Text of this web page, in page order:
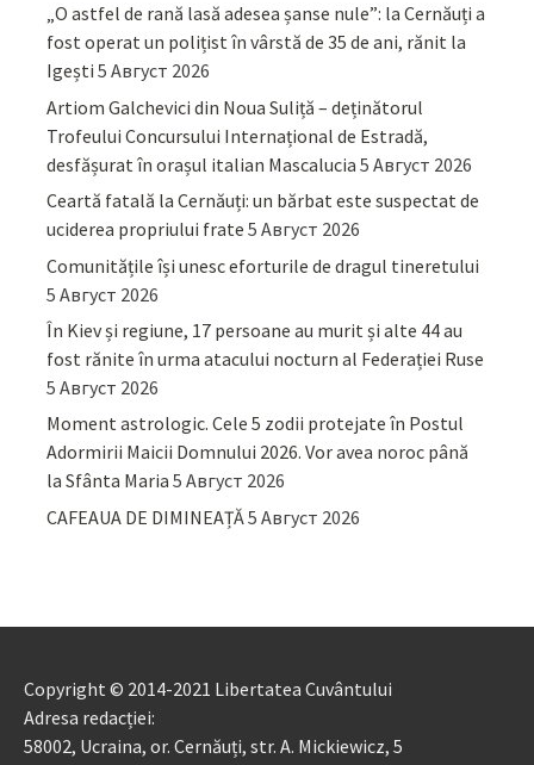
„O astfel de rană lasă adesea șanse nule”: la Cernăuți a
fost operat un polițist în vârstă de 35 de ani, rănit la
Igești 5 Август 2026
Artiom Galchevici din Noua Suliță – deținătorul
Trofeului Concursului Internațional de Estradă,
desfășurat în orașul italian Mascalucia 5 Август 2026
Ceartă fatală la Cernăuți: un bărbat este suspectat de
uciderea propriului frate 5 Август 2026
Comunitățile își unesc eforturile de dragul tineretului
5 Август 2026
În Kiev și regiune, 17 persoane au murit și alte 44 au
fost rănite în urma atacului nocturn al Federației Ruse
5 Август 2026
Moment astrologic. Cele 5 zodii protejate în Postul
Adormirii Maicii Domnului 2026. Vor avea noroc până
la Sfânta Maria 5 Август 2026
CAFEAUA DE DIMINEAȚĂ5 Август 2026
Copyright © 2014-2021 Libertatea Cuvântului
Adresa redacției:
58002, Ucraina, or. Cernăuți, str. A. Mickiewicz, 5